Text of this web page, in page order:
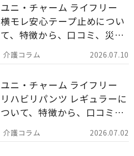
2026.07.10
ユニ・チャーム ライフリー
横モレ安心テープ止めについ
て、特徴から、口コミ、災害
備蓄としての活用法まで分か
りやすく解説します。
2026.07.02
ユニ・チャーム ライフリー
リハビリパンツ レギュラーに
ついて、特徴から、口コミ、
災害備蓄としての活用法まで
分かりやすく解説します。